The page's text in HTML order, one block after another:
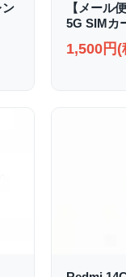
ン
【メール
5G SIMカ
1,500円(